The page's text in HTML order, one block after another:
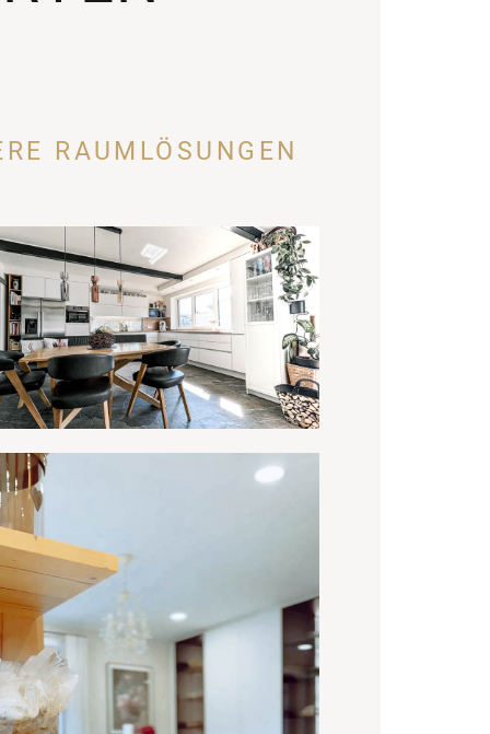
RAUMLÖSUNGEN